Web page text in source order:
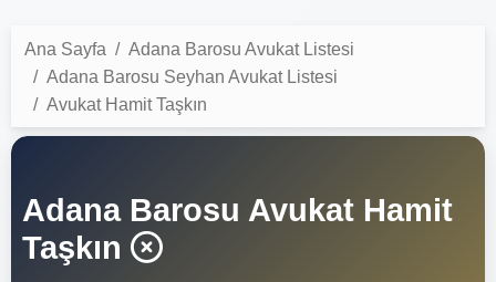
Ana Sayfa
Adana Barosu Avukat Listesi
Adana Barosu Seyhan Avukat Listesi
Avukat Hamit Taşkın
Adana Barosu Avukat Hamit
Taşkın